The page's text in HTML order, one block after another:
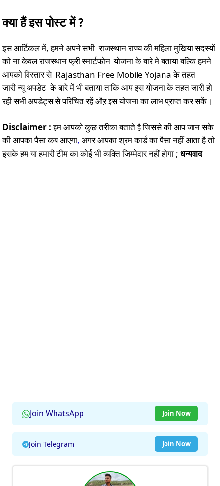
क्या हैं इस पोस्ट में ?
इस आर्टिकल में, हमने अपने सभी राजस्थान राज्य की महिला मुखिया सदस्यों
को ना केवल राजस्थान फ्री स्मार्टफोन योजना के बारे मे बताया बल्कि हमने
आपको विस्तार से Rajasthan Free Mobile Yojana के तहत
जारी न्यू अपडेट के बारे में भी बताया ताकि आप इस योजना के तहत जारी हो
रही सभी अपडेट्स से परिचित रहें औऱ इस योजना का लाभ प्राप्त कर सकें।
Disclaimer :हम आपको कुछ तरीका बताते है जिससे की आप जान सके
की आपका पैसा कब आएगा, अगर आपका श्रम कार्ड का पैसा नहीं आता है तो
इसके हम या हमारी टीम का कोई भी व्यक्ति जिम्मेदार नहीं होगा ; धन्यवाद
Join WhatsApp Join Now
Join Telegram Join Now